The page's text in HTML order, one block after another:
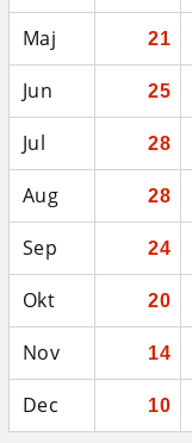
Maj 21
Jun 25
Jul 28
Aug 28
Sep 24
Okt 20
Nov 14
Dec 10